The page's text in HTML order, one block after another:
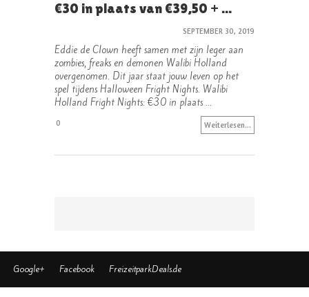
€30 in plaats van €39,50 + ...
SEPTEMBER 30, 2019
Eddie de Clown heeft samen met zijn leger aan
zombies, freaks en demonen Walibi Holland
overgenomen. Dit jaar staat jouw leven op het
spel tijdens Halloween Fright Nights. Walibi
Holland Fright Nights: €30 in plaats ...
0 Weiterlesen...
Google+ Facebook FreizeitparkDeals.de